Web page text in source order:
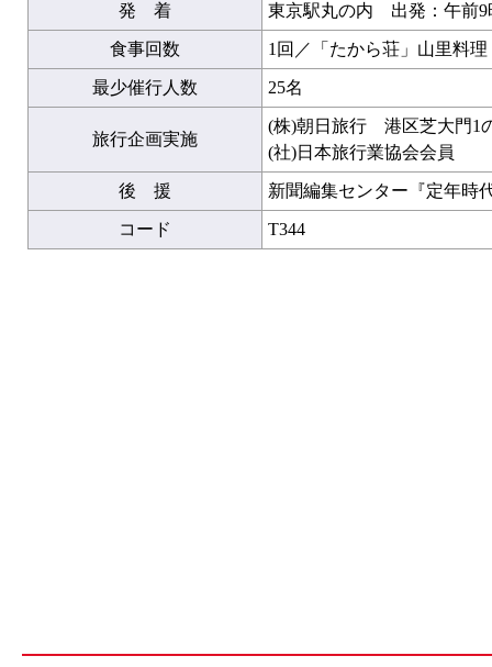
発 着 東京駅丸の内 出発：午前9
食事回数 1回／「たから荘」山里料理
最少催行人数 25名
旅行企画実施
(株)朝日旅行 港区芝大門1
(社)日本旅行業協会会員
後 援 新聞編集センター『定年時
コード T344